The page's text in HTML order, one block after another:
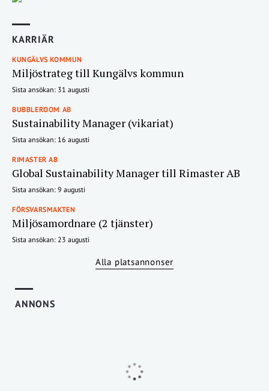
KARRIÄR
KUNGÄLVS KOMMUN
Miljöstrateg till Kungälvs kommun
Sista ansökan: 31 augusti
BUBBLEROOM AB
Sustainability Manager (vikariat)
Sista ansökan: 16 augusti
RIMASTER AB
Global Sustainability Manager till Rimaster AB
Sista ansökan: 9 augusti
FÖRSVARSMAKTEN
Miljösamordnare (2 tjänster)
Sista ansökan: 23 augusti
Alla platsannonser
ANNONS